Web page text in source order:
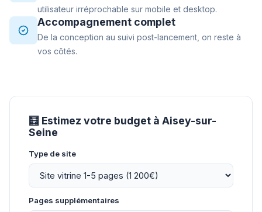
utilisateur irréprochable sur mobile et desktop.
Accompagnement complet
De la conception au suivi post-lancement, on reste à
vos côtés.
🧮 Estimez votre budget à Aisey-sur-
Seine
Type de site
Pages supplémentaires